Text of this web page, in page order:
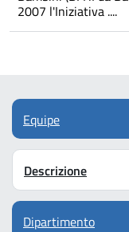
2007 l'Iniziativa ....
Equipe
Descrizione
Dipartimento